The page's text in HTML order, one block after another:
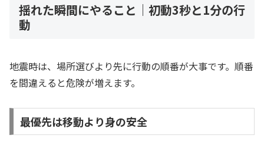
揺れた瞬間にやること｜初動3秒と1分の行
動
地震時は、場所選びより先に行動の順番が大事です。順番
を間違えると危険が増えます。
最優先は移動より身の安全